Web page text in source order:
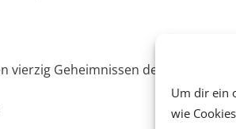
Um dir ein
wie
Geheimnissen der Liebe!